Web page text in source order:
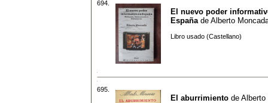
694.
El nuevo poder
España de Alberto
Libro usado (Castellano)
695.
El aburrimiento de Alberto